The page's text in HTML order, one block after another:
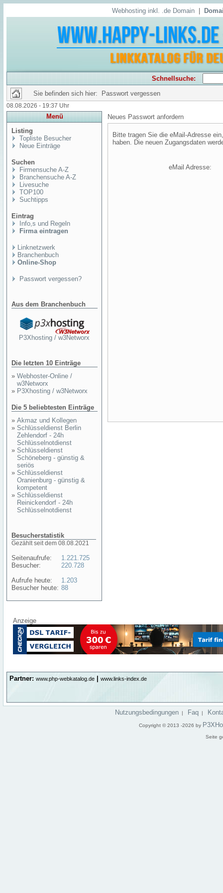
Webhosting inkl. .de Domain
Schnellsuche:
Sie befinden sich hier: Passwort vergessen
08.08.2026 - 19:37 Uhr
Menü
Listing
Topliste Besucher
Neue Einträge
Suchen
Firmensuche A-Z
Branchensuche A-Z
Livesuche
TOP100
Suchtipps
Eintrag
Info,s und Regeln
Firma eintragen
Linknetzwerk
Branchenbuch
Online-Shop
Passwort vergessen?
Aus dem Branchenbuch
P3Xhosting / w3Networx
Die letzten 10 Einträge
» Webhoster-Online /
w3Networx
» P3Xhosting / w3Networx
Die 5 beliebtesten Einträge
» Akmaz und Kollegen
» Schlüsseldienst Berlin
Zehlendorf - 24h
Schlüsselnotdienst
» Schlüsseldienst
Schöneberg - günstig &
seriös
» Schlüsseldienst
Oranienburg - günstig &
kompetent
» Schlüsseldienst
Reinickendorf - 24h
Schlüsselnotdienst
Besucherstatistik
Gezählt seit dem 08.08.2021
Seitenaufrufe:
Besucher:
Aufrufe heute:
Besucher heute:
1.221.725
220.728
1.203
88
Neues Passwort anfordern
Bitte tragen Sie die eMail-Adresse
haben. Die neuen Zugangsdaten
eMail Adresse:
Anzeige
Partner: www.php-webkatalog.de www.links-index.de
Nutzungsbedingungen | Faq |
Copyright © 2013 -2026 by
Seite